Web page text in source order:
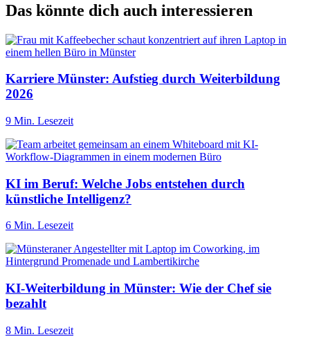
Das könnte dich auch interessieren
Karriere Münster: Aufstieg durch Weiterbildung
2026
9 Min. Lesezeit
KI im Beruf: Welche Jobs entstehen durch
künstliche Intelligenz?
6 Min. Lesezeit
KI-Weiterbildung in Münster: Wie der Chef sie
bezahlt
8 Min. Lesezeit